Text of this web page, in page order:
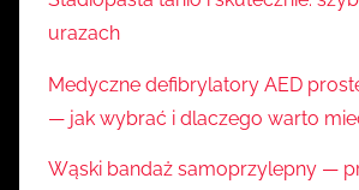
urazach
Medyczne defibrylatory AED
— jak wybrać i dlaczego warto
Wąski bandaż samoprzylepny —